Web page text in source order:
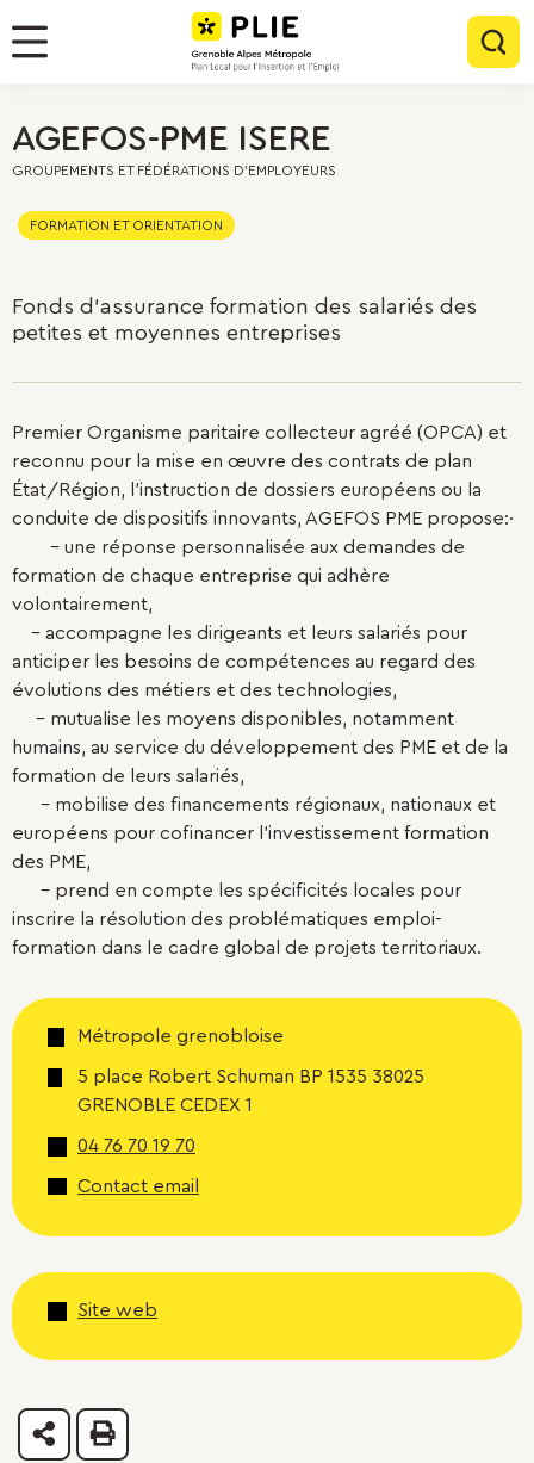
Panneau de gestion des cookies
Menu
AGEFOS-PME ISERE
GROUPEMENTS ET FÉDÉRATIONS D'EMPLOYEURS
FORMATION ET ORIENTATION
Fonds d'assurance formation des salariés des
petites et moyennes entreprises
Premier Organisme paritaire collecteur agréé (OPCA) et
reconnu pour la mise en œuvre des contrats de plan
État/Région, l'instruction de dossiers européens ou la
conduite de dispositifs innovants, AGEFOS PME propose:·
- une réponse personnalisée aux demandes de
formation de chaque entreprise qui adhère
volontairement,
- accompagne les dirigeants et leurs salariés pour
anticiper les besoins de compétences au regard des
évolutions des métiers et des technologies,
- mutualise les moyens disponibles, notamment
humains, au service du développement des PME et de la
formation de leurs salariés,
- mobilise des financements régionaux, nationaux et
européens pour cofinancer l'investissement formation
des PME,
- prend en compte les spécificités locales pour
inscrire la résolution des problématiques emploi-
formation dans le cadre global de projets territoriaux.
Métropole grenobloise
5 place Robert Schuman BP 1535 38025
GRENOBLE CEDEX 1
04 76 70 19 70
Contact email
Site web
PartagerImprimer